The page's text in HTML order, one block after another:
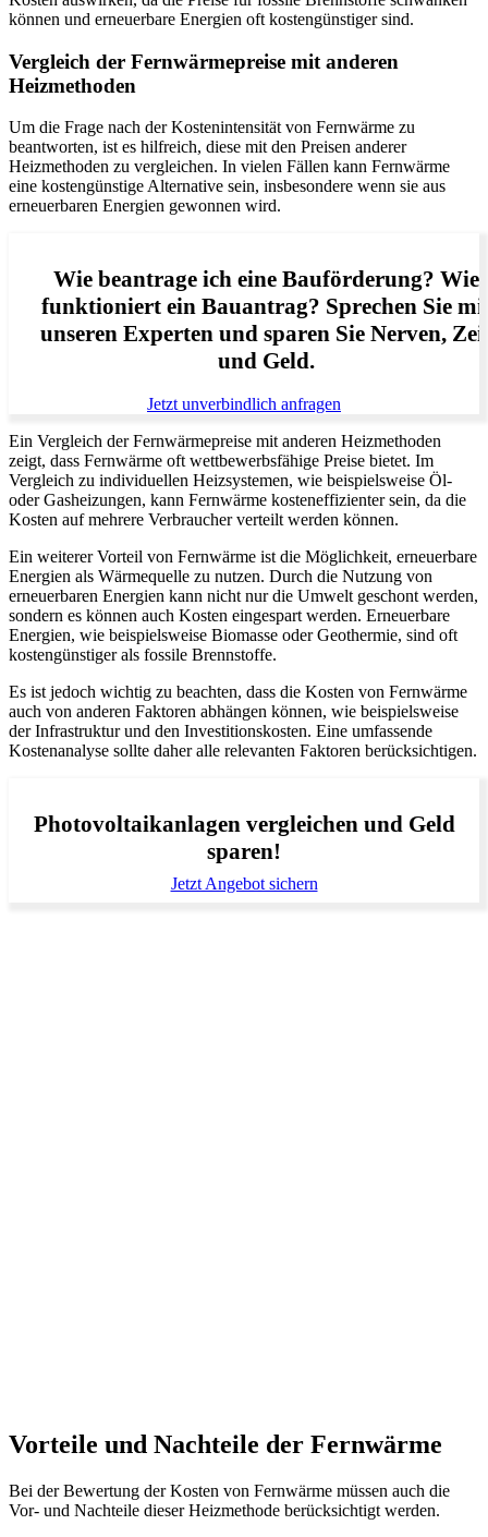
können und erneuerbare Energien oft kostengünstiger sind.
Vergleich der Fernwärmepreise mit anderen
Heizmethoden
Um die Frage nach der Kostenintensität von Fernwärme zu
beantworten, ist es hilfreich, diese mit den Preisen anderer
Heizmethoden zu vergleichen. In vielen Fällen kann Fernwärme
eine kostengünstige Alternative sein, insbesondere wenn sie aus
erneuerbaren Energien gewonnen wird.
Wie beantrage ich eine Bauförderung? Wie
funktioniert ein Bauantrag? Sprechen Sie
unseren Experten und sparen Sie Nerven,
und Geld.
Jetzt unverbindlich anfragen
Ein Vergleich der Fernwärmepreise mit anderen Heizmethoden
zeigt, dass Fernwärme oft wettbewerbsfähige Preise bietet. Im
Vergleich zu individuellen Heizsystemen, wie beispielsweise Öl-
oder Gasheizungen, kann Fernwärme kosteneffizienter sein, da die
Kosten auf mehrere Verbraucher verteilt werden können.
Ein weiterer Vorteil von Fernwärme ist die Möglichkeit, erneuerbare
Energien als Wärmequelle zu nutzen. Durch die Nutzung von
erneuerbaren Energien kann nicht nur die Umwelt geschont werden,
sondern es können auch Kosten eingespart werden. Erneuerbare
Energien, wie beispielsweise Biomasse oder Geothermie, sind oft
kostengünstiger als fossile Brennstoffe.
Es ist jedoch wichtig zu beachten, dass die Kosten von Fernwärme
auch von anderen Faktoren abhängen können, wie beispielsweise
der Infrastruktur und den Investitionskosten. Eine umfassende
Kostenanalyse sollte daher alle relevanten Faktoren berücksichtigen.
Photovoltaikanlagen vergleichen und Geld
sparen!
Jetzt Angebot sichern
Vorteile und Nachteile der Fernwärme
Bei der Bewertung der Kosten von Fernwärme müssen auch die
Vor- und Nachteile dieser Heizmethode berücksichtigt werden.